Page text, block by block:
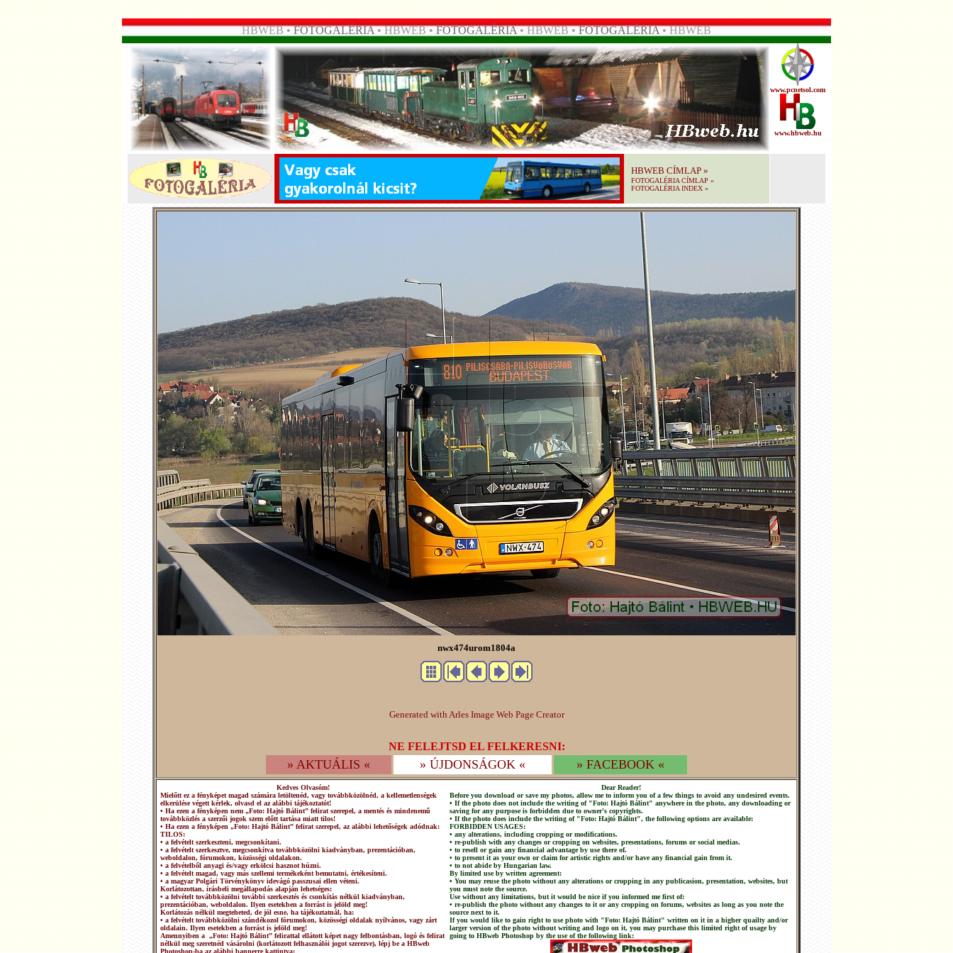
HBWEB •FOTOGALÉRIA• HBWEB •FOTOGALÉRIA• HBWEB •FOTOGALÉRIA• HBWEB
www.pcnetsol.com
www.hbweb.hu
HBWEB CÍMLAP »
FOTOGALÉRIA CÍMLAP »
FOTOGALÉRIA INDEX »
nwx474urom1804a
Generated with Arles Image Web Page Creator
NE FELEJTSD EL FELKERESNI:
» AKTUÁLIS « » ÚJDONSÁGOK « » FACEBOOK «
Kedves Olvasóm!
Mielőtt ez a fényképet magad számára letöltenéd, vagy továbbközölnéd, a kellemetlenségek
elkerülése végett kérlek, olvasd el az alábbi tájékoztatót!
• Ha ezen a fényképen nem „Foto: Hajtó Bálint” felirat szerepel, a mentés és mindenemű
továbbközlés a szerzői jogok szem előtt tartása miatt tilos!
• Ha ezen a fényképen „Foto: Hajtó Bálint” felirat szerepel, az alábbi lehetőségek adódnak:
TILOS:
• a felvételt szerkeszteni, megcsonkítani.
• a felvételt szerkesztve, megcsonkítva továbbközölni kiadványban, prezentációban,
weboldalon, fórumokon, közösségi oldalakon.
• a felvételből anyagi és/vagy erkölcsi hasznot húzni.
• a felvételt magad, vagy más szellemi termékeként bemutatni, értékesíteni.
• a magyar Polgári Törvénykönyv idevágó passzusai ellen véteni.
Korlátozottan, írásbeli megállapodás alapján lehetséges:
• a felvételt továbbközölni további szerkesztés és csonkítás nélkül kiadványban,
prezentációban, weboldalon. Ilyen esetekben a forrást is jelöld meg!
Korlátozás nélkül megteheted, de jól esne, ha tájékoztatnál, ha:
• a felvételt továbbközölni szándékozol fórumokon, közösségi oldalak nyílvános, vagy zárt
oldalain. Ilyen esetekben a forrást is jelöld meg!
Amennyiben a „Foto: Hajtó Bálint” felirattal ellátott képet nagy felbontásban, logó és felirat
nélkül meg szeretnéd vásárolni (korlátozott felhasználói jogot szerezve), lépj be a HBweb
Photoshop-ba az alábbi bannerre kattintva:
Dear Reader!
Before you download or save my photos, allow me to inform you of a few things to avoid any undesired events.
• If the photo does not include the writing of "Foto: Hajtó Bálint" anywhere in the photo, any downloading or
saving for any purpose is forbidden due to owner's copyrights.
• If the photo does include the writing of "Foto: Hajtó Bálint", the following options are available:
FORBIDDEN USAGES:
• any alterations, including cropping or modifications.
• re-publish with any changes or cropping on websites, presentations, forums or social medias.
• to resell or gain any financial advantage by use there of.
• to present it as your own or claim for artistic rights and/or have any financial gain from it.
• to not abide by Hungarian law.
By limited use by written agreement:
• You may reuse the photo without any alterations or cropping in any publicasion, presentation, websites, but
you must note the source.
Use without any limitations, but it would be nice if you informed me first of:
• re-publish the photo without any changes to it or any cropping on forums, websites as long as you note the
source next to it.
If you would like to gain right to use photo with "Foto: Hajtó Bálint" written on it in a higher quailty and/or
larger version of the photo without writing and logo on it, you may purchase this limited right of usage by
going to HBweb Photoshop by the use of the following link: